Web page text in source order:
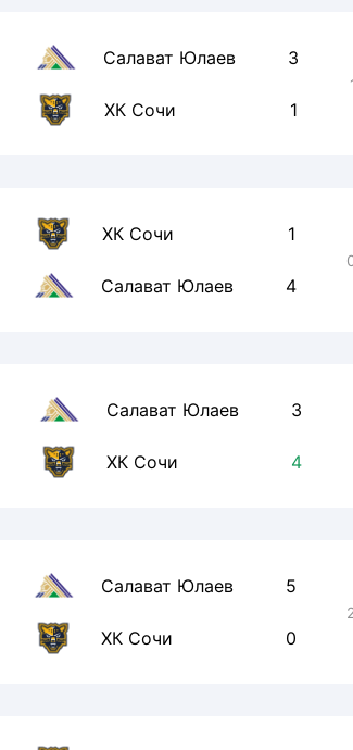
Салават Юлаев 3
ХК Сочи 1
ХК Сочи 1
Салават Юлаев 4
Салават Юлаев 3
ХК Сочи 4
Салават Юлаев 5
ХК Сочи 0